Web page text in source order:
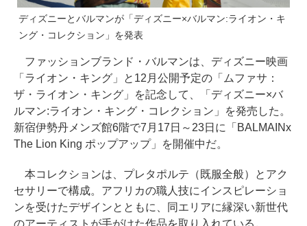
ディズニーとバルマンが「ディズニー×バルマン:ライオン・キ
ング・コレクション」を発表
ファッションブランド・バルマンは、ディズニー映画
「ライオン・キング」と12月公開予定の「ムファサ：
ザ・ライオン・キング」を記念して、「ディズニー×バ
ルマン:ライオン・キング・コレクション」を発売した。
新宿伊勢丹メンズ館6階で7月17日～23日に「BALMAINx
The Lion King ポップアップ」を開催中だ。
本コレクションは、プレタポルテ（既服全般）とアク
セサリーで構成。アフリカの職人技にインスピレーショ
ンを受けたデザインとともに、同エリアに縁深い新世代